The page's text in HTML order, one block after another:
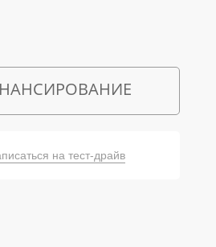
на тест-драйв